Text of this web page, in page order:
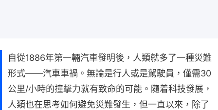
自從1886年第一輛汽車發明後，人類就多了一種災難
形式——汽車車禍。無論是行人或是駕駛員，僅需30
公里/小時的撞擊力就有致命的可能。隨着科技發展，
人類也在思考如何避免災難發生，但一直以來，除了